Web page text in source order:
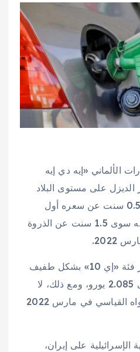
الألماني «إيه دي إيه
على مستوى البلاد
2.306 يورو، بزيادة قدرها 0.5 سنت عن سعره أول
أمس، مما يعني أنه لا يفصله سوى 1.5 سنت عن الذروة
2022.
وارتفع سعر البنزين الممتاز فئة «إي 10» بشكل طفيف
بمقدار 0.2 سنت ليصل إلى 2.085 يورو، ومع ذلك، لا
يزال السعر بعيداً عن مستواه القياسي في مارس 2022
الإسرائيلية على إيران،